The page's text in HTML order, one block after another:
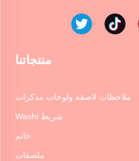
منتجاتنا
ملاحظات لاصقة ولوحات مذكرات
شريط Washi
خاتم
ملصقات